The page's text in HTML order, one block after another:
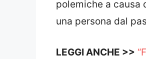
polemiche a causa
una persona dal
LEGGI ANCHE >>